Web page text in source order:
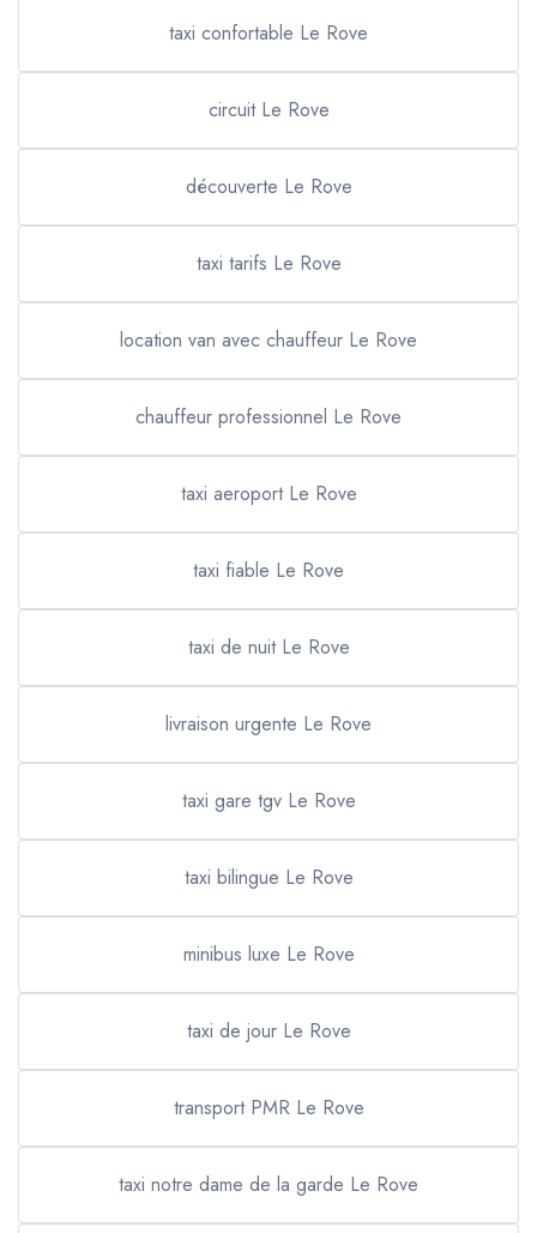
taxi confortable Le Rove
circuit Le Rove
découverte Le Rove
taxi tarifs Le Rove
location van avec chauffeur Le Rove
chauffeur professionnel Le Rove
taxi aeroport Le Rove
taxi fiable Le Rove
taxi de nuit Le Rove
livraison urgente Le Rove
taxi gare tgv Le Rove
taxi bilingue Le Rove
minibus luxe Le Rove
taxi de jour Le Rove
transport PMR Le Rove
taxi notre dame de la garde Le Rove